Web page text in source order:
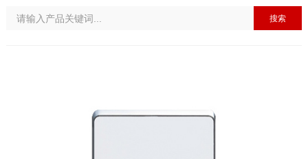
搜索